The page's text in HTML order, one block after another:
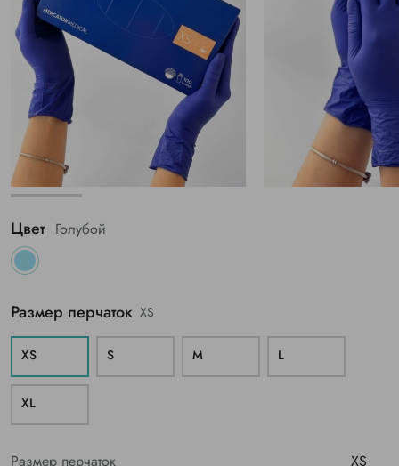
Цвет Голубой
Размер перчаток XS
XS S M L
ХL
Размер перчаток
XS